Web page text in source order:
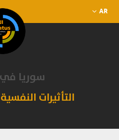
AR
سوريا
التأثيرات